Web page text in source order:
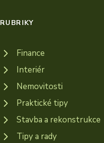
RUBRIKY
Finance
Interiér
Nemovitosti
Praktické tipy
Stavba a rekonstrukce
Tipy a rady